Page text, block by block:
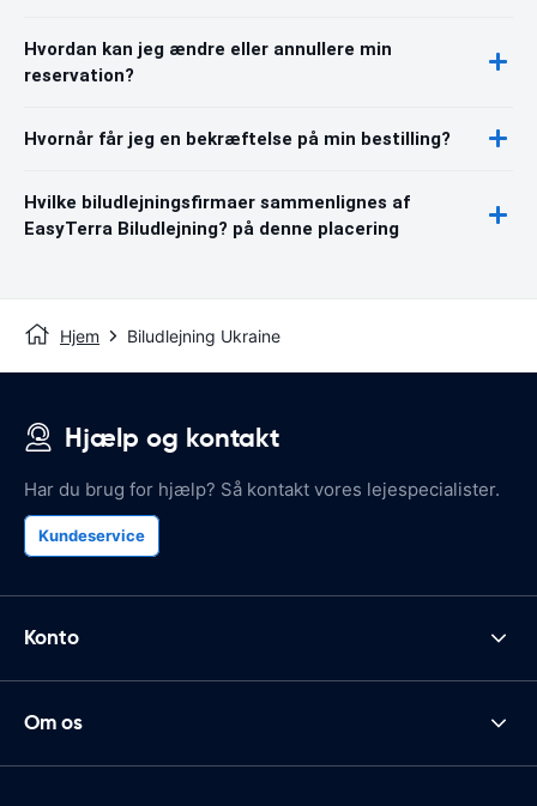
Hvordan kan jeg ændre eller annullere min
reservation?
Hvornår får jeg en bekræftelse på min bestilling?
Hvilke biludlejningsfirmaer sammenlignes af
EasyTerra Biludlejning? på denne placering
Hjem Biludlejning Ukraine
Hjælp og kontakt
Har du brug for hjælp? Så kontakt vores lejespecialister.
Kundeservice
Konto
Om os